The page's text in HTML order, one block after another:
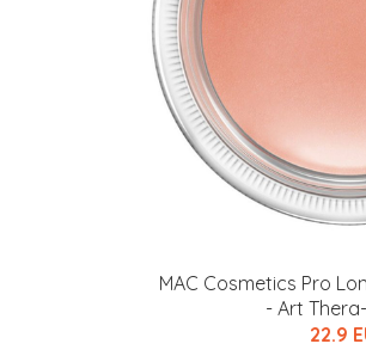
MAC Cosmetics Pro
- Art
22.9